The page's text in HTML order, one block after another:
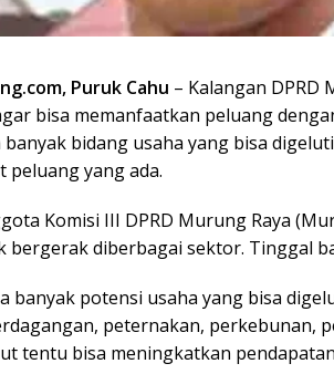
Puruk Cahu – Kalangan DPRD
bisa memanfaatkan peluang
banyak bidang usaha yang bisa
peluang yang ada.
Komisi III DPRD Murung Raya
bergerak diberbagai sektor. Tinggal
banyak potensi usaha yang bisa
peternakan, perkebunan,
tentu bisa meningkatkan